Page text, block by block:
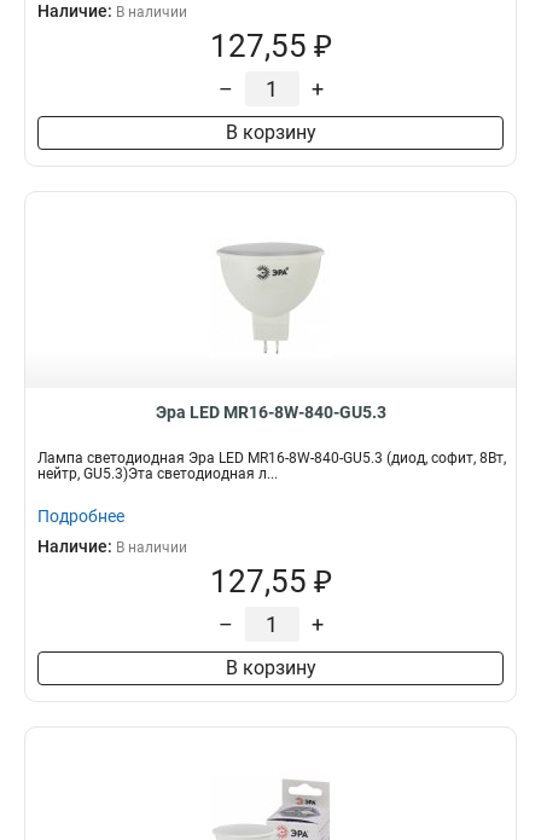
Наличие: В наличии
127,55 ₽
– +
В корзину
Эра LED MR16-8W-840-GU5.3
Лампа светодиодная Эра LED MR16-8W-840-GU5.3 (диод, софит, 8Вт,
нейтр, GU5.3)Эта светодиодная л...
Подробнее
Наличие: В наличии
127,55 ₽
– +
В корзину